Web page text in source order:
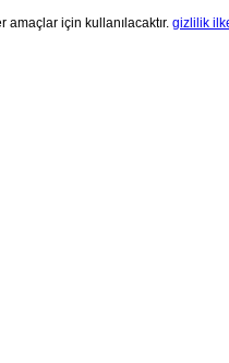
için kullanılacaktır. gizlilik